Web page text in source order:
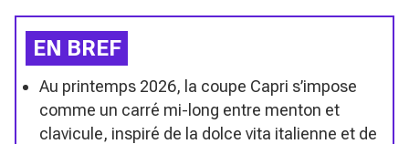
EN BREF
Au printemps 2026, la coupe Capri s’impose
comme un carré mi-long entre menton et
clavicule, inspiré de la dolce vita italienne et de